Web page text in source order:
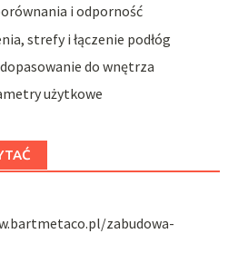
i odporność
strefy i łączenie podłóg
do wnętrza
użytkowe
zabudowa-